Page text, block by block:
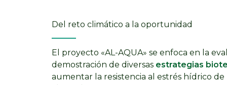
Del reto climático a la oportunidad
El proyecto «AL-AQUA» se enfoca en la
demostración de diversas estrategias
aumentar la resistencia al estrés hídrico de